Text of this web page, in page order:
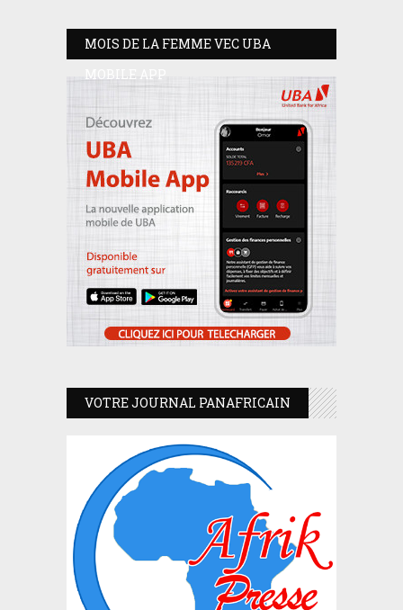
MOIS DE LA FEMME VEC UBA
MOBILE APP
VOTRE JOURNAL PANAFRICAIN